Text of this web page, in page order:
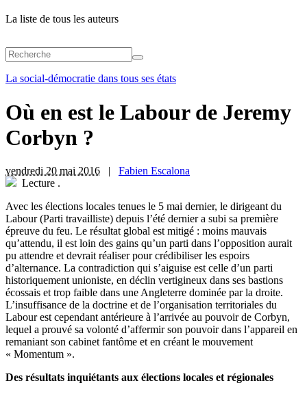
La liste de tous les auteurs
La social-démocratie dans tous ses états
Où en est le Labour de Jeremy
Corbyn ?
vendredi 20 mai 2016 | Fabien Escalona
Lecture .
Avec les élections locales tenues le 5 mai dernier, le dirigeant du
Labour (Parti travailliste) depuis l’été dernier a subi sa première
épreuve du feu. Le résultat global est mitigé : moins mauvais
qu’attendu, il est loin des gains qu’un parti dans l’opposition aurait
pu attendre et devrait réaliser pour crédibiliser les espoirs
d’alternance. La contradiction qui s’aiguise est celle d’un parti
historiquement unioniste, en déclin vertigineux dans ses bastions
écossais et trop faible dans une Angleterre dominée par la droite.
L’insuffisance de la doctrine et de l’organisation territoriales du
Labour est cependant antérieure à l’arrivée au pouvoir de Corbyn,
lequel a prouvé sa volonté d’affermir son pouvoir dans l’appareil en
remaniant son cabinet fantôme et en créant le mouvement
« Momentum ».
Des résultats inquiétants aux élections locales et régionales